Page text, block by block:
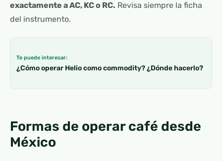
exactamente a AC, KC o RC. Revisa siempre la ficha
del instrumento.
Te puede interesar:
¿Cómo operar Helio como commodity? ¿Dónde hacerlo?
Formas de operar café desde
México